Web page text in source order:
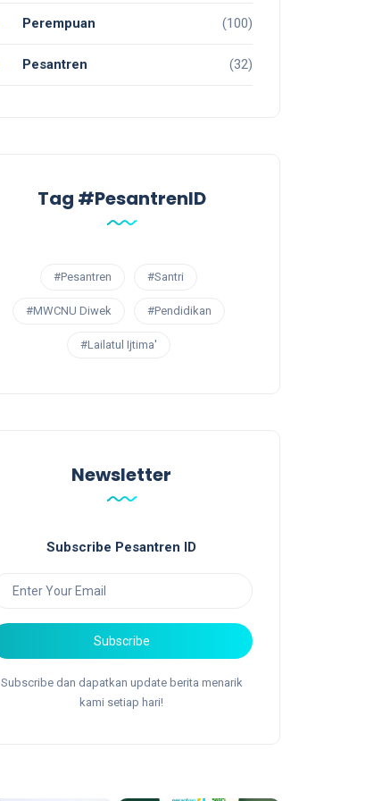
Perempuan (100)
Pesantren (32)
Tag #PesantrenID
#Pesantren #Santri
#MWCNU Diwek #Pendidikan
#Lailatul Ijtima'
Newsletter
Subscribe Pesantren ID
Subscribe
Subscribe dan dapatkan update berita menarik
kami setiap hari!